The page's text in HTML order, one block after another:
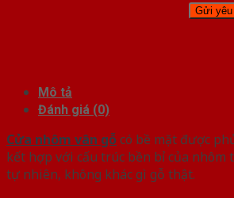
Mô tả
Đánh giá (0)
Cửa nhôm vân gỗcó bề mặt được
kết hợp với cấu trúc bền bỉ của nhôm
tự nhiên, không khác gì gỗ thật.